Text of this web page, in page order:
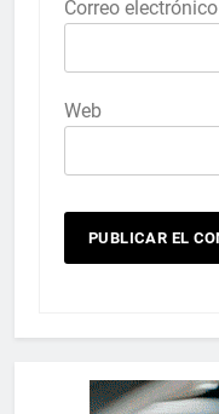
Correo electrónico
Web